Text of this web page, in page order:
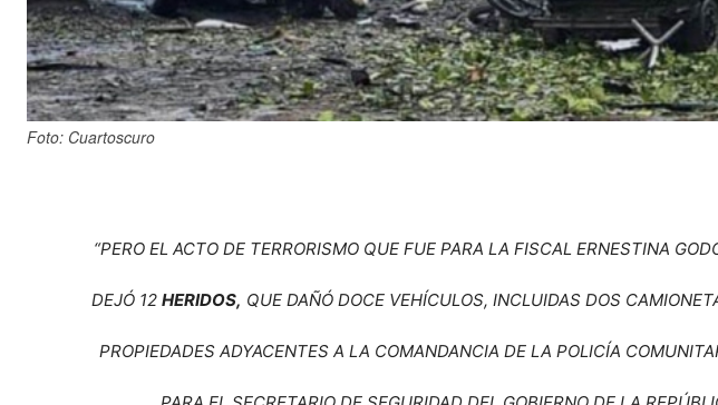
Foto: Cuartoscuro
“PERO EL ACTO DE TERRORISMO QUE FUE PARA LA FISCAL ERNESTINA
DEJÓ 12 HERIDOS, QUE DAÑÓ DOCE VEHÍCULOS, INCLUIDAS DOS
PROPIEDADES ADYACENTES A LA COMANDANCIA DE LA POLICÍA